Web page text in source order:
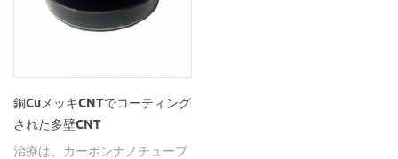
銅CuメッキCNTでコーティング
された多壁CNT
治療は、カーボンナノチューブ